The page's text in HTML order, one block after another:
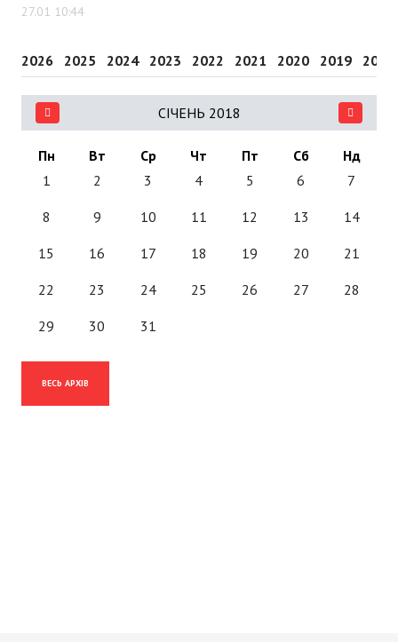
27.01 10:44
2026 2025 2024 2023 2022 2021 2020 2019 2018
СІЧЕНЬ 2018
Пн Вт Ср Чт Пт Сб
Нд
1
2 3 4 5 6 7
8 9 10 11 12 13 14
15 16 17 18 19 20 21
22 23 24 25 26 27 28
29 30 31
ВЕСЬ АРХІВ